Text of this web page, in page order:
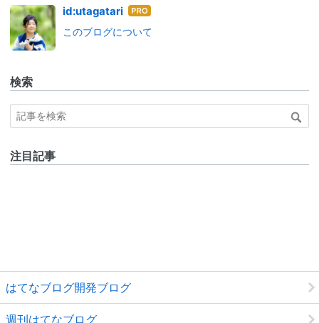
id:utagatari はて
ログ
このブログについて
検索
注目記事
はてなブログ開発ブログ
週刊はてなブログ